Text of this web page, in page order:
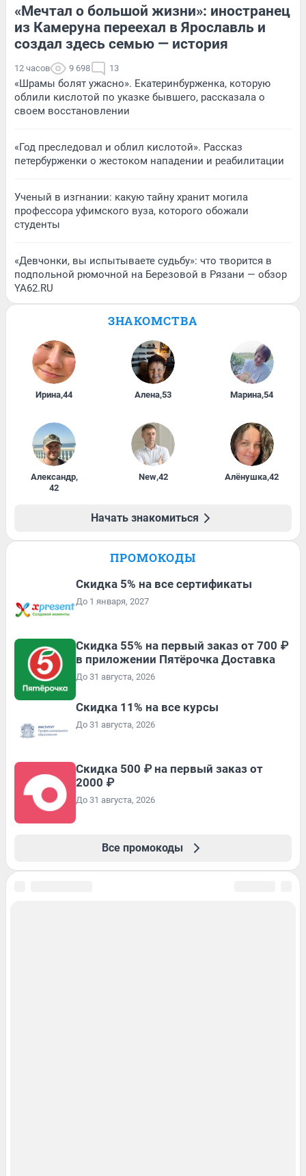
«Мечтал о большой жизни»: иностранец
из Камеруна переехал в Ярославль и
создал здесь семью — история
12 часов 9 698 13
«Шрамы болят ужасно». Екатеринбурженка, которую
облили кислотой по указке бывшего, рассказала о
своем восстановлении
«Год преследовал и облил кислотой». Рассказ
петербурженки о жестоком нападении и реабилитации
Ученый в изгнании: какую тайну хранит могила
профессора уфимского вуза, которого обожали
студенты
«Девчонки, вы испытываете судьбу»: что творится в
подпольной рюмочной на Березовой в Рязани — обзор
YA62.RU
ЗНАКОМСТВА
Ирина,44 Алена,53 Марина,54
Александр,
42
New,42 Алёнушка,42
Начать знакомиться
ПРОМОКОДЫ
Скидка 5% на все сертификаты
До 1 января, 2027
Скидка 55% на первый заказ от 700 ₽
в приложении Пятёрочка Доставка
До 31 августа, 2026
Скидка 11% на все курсы
До 31 августа, 2026
Скидка 500 ₽ на первый заказ от
2000 ₽
До 31 августа, 2026
Все промокоды